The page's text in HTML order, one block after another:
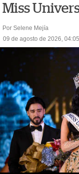
Miss
Por Selene Mejía
09 de agosto de 2026, 04:05